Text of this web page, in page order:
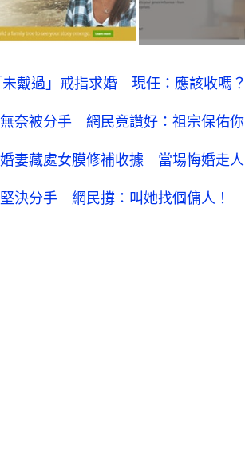
戴過」戒指求婚 現任：應該收嗎？
奈被分手 網民竟讚好：祖宗保佑你
妻藏處女膜修補收據 當場悔婚走人
決分手 網民撐：叫她找個傭人！